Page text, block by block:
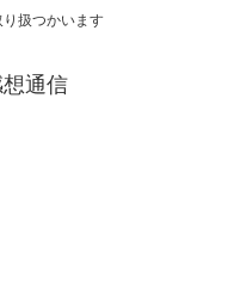
扱つかいます
通信